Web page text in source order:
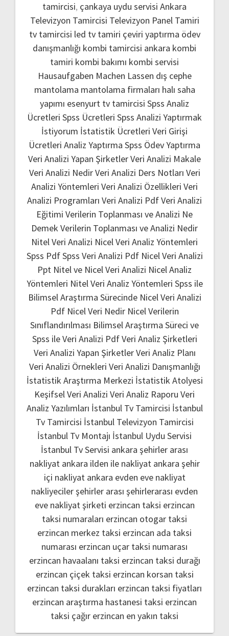
tamircisi, çankaya uydu servisi Ankara
Televizyon Tamircisi Televizyon Panel Tamiri
tv tamircisi led tv tamiri çeviri yaptırma ödev
danışmanlığı kombi tamircisi ankara kombi
tamiri kombi bakımı kombi servisi
Hausaufgaben Machen Lassen dış cephe
mantolama mantolama firmaları halı saha
yapımı esenyurt tv tamircisi Spss Analiz
Ücretleri Spss Ücretleri Spss Analizi Yaptırmak
İstiyorum İstatistik Ücretleri Veri Girişi
Ücretleri Analiz Yaptırma Spss Ödev Yaptırma
Veri Analizi Yapan ŞirketlerVeri Analizi Makale
Veri Analizi NedirVeri Analizi Ders Notları Veri
Analizi Yöntemleri Veri Analizi Özellikleri Veri
Analizi Programları Veri Analizi PdfVeri Analizi
Eğitimi Verilerin Toplanması ve Analizi Ne
Demek Verilerin Toplanması ve Analizi Nedir
Nitel Veri Analizi Nicel Veri Analiz Yöntemleri
Spss PdfSpss Veri Analizi Pdf Nicel Veri Analizi
Ppt Nitel ve Nicel Veri Analizi Nicel Analiz
Yöntemleri Nitel Veri Analiz Yöntemleri Spss ile
Bilimsel Araştırma Sürecinde Nicel Veri Analizi
Pdf Nicel Veri Nedir Nicel Verilerin
Sınıflandırılması Bilimsel Araştırma Süreci ve
Spss ile Veri Analizi PdfVeri Analiz Şirketleri
Veri Analizi Yapan ŞirketlerVeri Analiz Planı
Veri Analizi Örnekleri Veri Analizi Danışmanlığı
İstatistik Araştırma Merkezi İstatistik Atolyesi
Keşifsel Veri Analizi Veri Analiz Raporu Veri
Analiz Yazılımları İstanbul Tv Tamircisi İstanbul
Tv Tamircisi İstanbul Televizyon Tamircisi
İstanbul Tv Montajı İstanbul Uydu Servisi
İstanbul Tv Servisi ankara şehirler arası
nakliyat ankara ilden ile nakliyat ankara şehir
içi nakliyat ankara evden eve nakliyat
nakliyeciler şehirler arası şehirlerarası evden
eve nakliyat şirketi erzincan taksi erzincan
taksi numaraları erzincan otogar taksi
erzincan merkez taksi erzincan ada taksi
numarası erzincan uçar taksi numarası
erzincan havaalanı taksi erzincan taksi durağı
erzincan çiçek taksi erzincan korsan taksi
erzincan taksi durakları erzincan taksi fiyatları
erzincan araştırma hastanesi taksi erzincan
taksi çağır erzincan en yakın taksi